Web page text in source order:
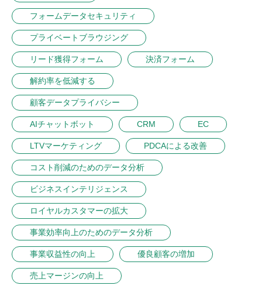
フォームデータセキュリティ
プライベートブラウジング
リード獲得フォーム 決済フォーム
解約率を低減する
顧客データプライバシー
AIチャットボット CRM EC
LTVマーケティング PDCAによる改善
コスト削減のためのデータ分析
ビジネスインテリジェンス
ロイヤルカスタマーの拡大
事業効率向上のためのデータ分析
事業収益性の向上 優良顧客の増加
売上マージンの向上